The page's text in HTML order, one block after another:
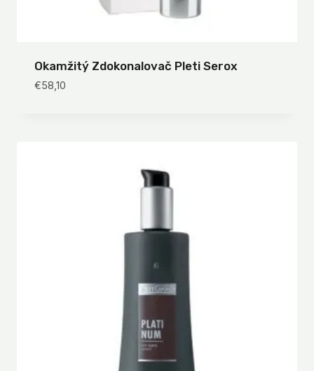
Okamžitý Zdokonalovač Pleti Serox
€58,10